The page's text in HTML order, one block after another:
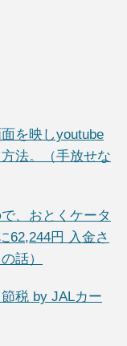
を映しyoutube
法。（手放せな
、おとくケータ
62,244円 入金さ
話）
税 by JALカー